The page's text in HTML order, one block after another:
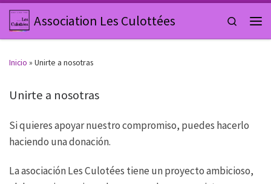
Saltar al contenido
Association Les Culottées
Search
Inicio » Unirte a nosotras
Unirte a nosotras
Si quieres apoyar nuestro compromiso, puedes hacerlo
haciendo una donación.
La asociación Les Culotées tiene un proyecto ambicioso,